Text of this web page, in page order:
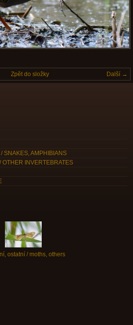
Další →
Zpět do složky
SNAKES, AMPHIBIANS
OTHER INVERTEBRATES
ostatní / moths, others